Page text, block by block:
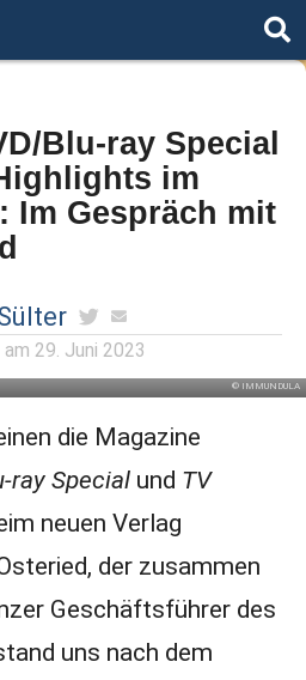
Blu-ray Special
im
Im Gespräch mit
29. Juni 2023
© IMMUNDULA
die Magazine
ray Specialund TV
neuen Verlag
der zusammen
Geschäftsführer des
uns nach dem